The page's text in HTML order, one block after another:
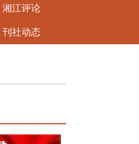
湘江评论
刊社动态